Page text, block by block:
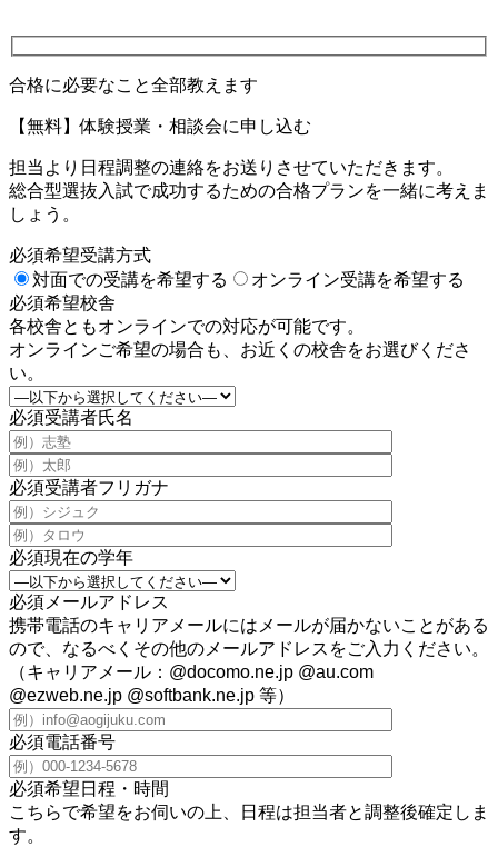
合格に必要なこと全部教えます
【無料】体験授業・相談会に申し込む
担当より日程調整の連絡をお送りさせていただきます。
総合型選抜入試で成功するための合格プランを一緒に考えま
しょう。
必須希望受講方式
対面での受講を希望する
オンライン受講を希望する
必須希望校舎
各校舎ともオンラインでの対応が可能です。
オンラインご希望の場合も、お近くの校舎をお選びくださ
い。
必須受講者氏名
必須受講者フリガナ
必須現在の学年
必須 メールアドレス
携帯電話のキャリアメールにはメールが届かないことがある
ので、なるべくその他のメールアドレスをご入力ください。
（キャリアメール：@docomo.ne.jp @au.com
@ezweb.ne.jp @softbank.ne.jp 等）
必須電話番号
必須希望日程・時間
こちらで希望をお伺いの上、日程は担当者と調整後確定しま
す。